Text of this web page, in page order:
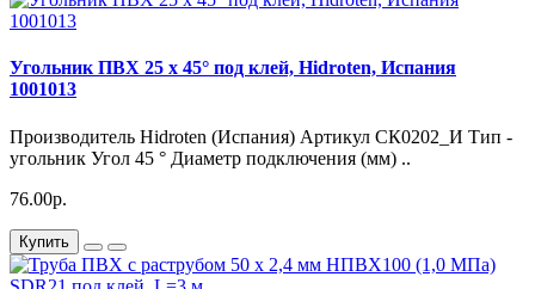
Угольник ПВХ 25 х 45° под клей, Hidroten, Испания
1001013
Производитель Hidroten (Испания) Артикул СК0202_И Тип -
угольник Угол 45 ° Диаметр подключения (мм) ..
76.00р.
Купить